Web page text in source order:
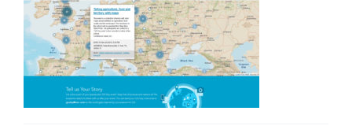
News